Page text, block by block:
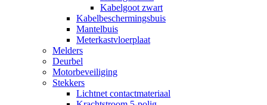
Kabelgoot zwart
Kabelbeschermingsbuis
Mantelbuis
Meterkastvloerplaat
Melders
Deurbel
Motorbeveiliging
Stekkers
Lichtnet contactmateriaal